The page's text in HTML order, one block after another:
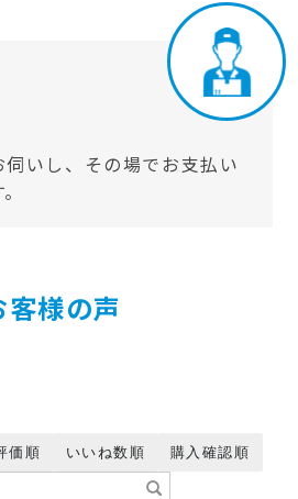
いし、その場でお支払い
客様の声
価順 いいね数順 購入確認順